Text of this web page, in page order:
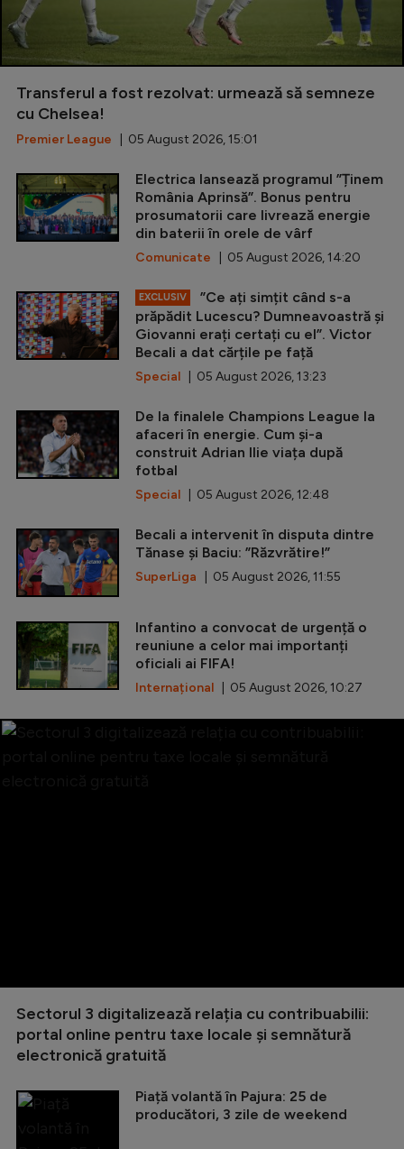
Transferul a fost rezolvat: urmează să semneze
cu Chelsea!
Premier League | 05 August 2026, 15:01
Electrica lansează programul ”Ținem
România Aprinsă”. Bonus pentru
prosumatorii care livrează energie
din baterii în orele de vârf
Comunicate | 05 August 2026, 14:20
EXCLUSIV
”Ce ați simțit când s-a
prăpădit Lucescu? Dumneavoastră și
Giovanni erați certați cu el”. Victor
Becali a dat cărțile pe față
Special | 05 August 2026, 13:23
De la finalele Champions League la
afaceri în energie. Cum și-a
construit Adrian Ilie viața după
fotbal
Special | 05 August 2026, 12:48
Becali a intervenit în disputa dintre
Tănase și Baciu: ”Răzvrătire!”
SuperLiga | 05 August 2026, 11:55
Infantino a convocat de urgență o
reuniune a celor mai importanți
oficiali ai FIFA!
Internațional | 05 August 2026, 10:27
Sectorul 3 digitalizează relația cu contribuabilii:
portal online pentru taxe locale și semnătură
electronică gratuită
Piață volantă în Pajura: 25 de
producători, 3 zile de weekend